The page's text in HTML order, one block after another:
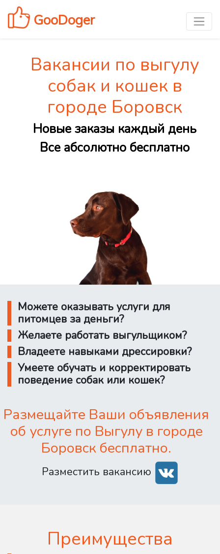
GooDoger
Вакансии по выгулу
собак и кошек в
городе Боровск
Новые заказы каждый день
Все абсолютно бесплатно
Можете оказывать услуги для
питомцев за деньги?
Желаете работать выгульщиком?
Владеете навыками дрессировки?
Умеете обучать и корректировать
поведение собак или кошек?
Размещайте Ваши объявления
об услуге по Выгулу в городе
Боровск бесплатно.
Разместить вакансию
Преимущества